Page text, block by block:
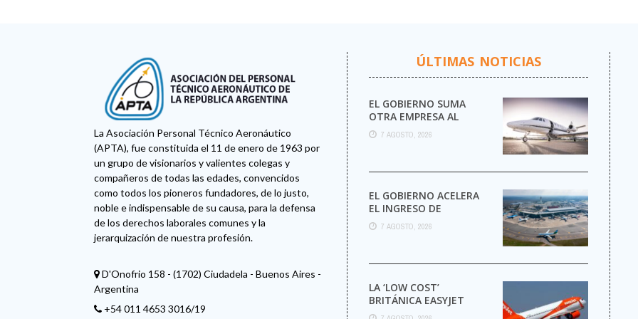
La Asociación Personal Técnico Aeronáutico
(APTA), fue constituida el 11 de enero de 1963 por
un grupo de visionarios y valientes colegas y
compañeros de todas las edades, convencidos
como todos los pioneros fundadores, de lo justo,
noble e indispensable de su causa, para la defensa
de los derechos laborales comunes y la
jerarquización de nuestra profesión.
D'Onofrio 158 - (1702) Ciudadela - Buenos Aires -
Argentina
+54 011 4653 3016/19
ÚLTIMAS NOTICIAS
EL GOBIERNO SUMA
OTRA EMPRESA AL
NEGOCIO DE LOS VUELOS
PRIVADOS
7 AGOSTO, 2026
EL GOBIERNO ACELERA
EL INGRESO DE
AEROLÍNEAS
EXTRANJERAS CON
7 AGOSTO, 2026
LA ‘LOW COST’
BRITÁNICA EASYJET
PASARÁ A MANOS DEL